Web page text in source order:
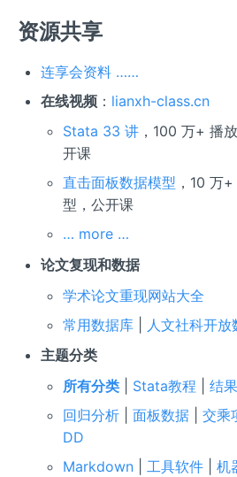
资源共享
连享会资料 ……
在线视频： lianxh-class.cn
Stata 33 讲 ，100 万+ 播
开课
直击面板数据模型 ，10 万
型，公开课
… more …
论文复现和数据
学术论文重现网站大全
常用数据库
人文社科开放
主题分类
所有分类
Stata教程 |结
回归分析 |面板数据 |交乘
DD
Markdown
工具软件 |机